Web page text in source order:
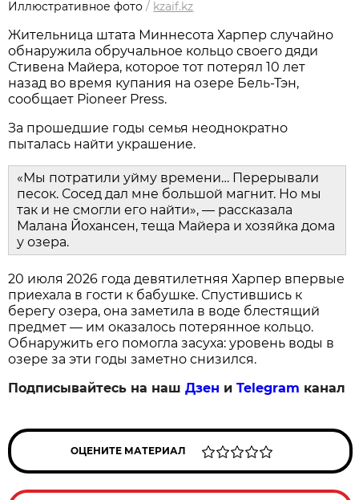
Иллюстративное фото / kzaif.kz
Жительница штата Миннесота Харпер случайно
обнаружила обручальное кольцо своего дяди
Стивена Майера, которое тот потерял 10 лет
назад во время купания на озере Бель-Тэн,
сообщает Pioneer Press.
За прошедшие годы семья неоднократно
пыталась найти украшение.
«Мы потратили уйму времени… Перерывали
песок. Сосед дал мне большой магнит. Но мы
так и не смогли его найти», — рассказала
Малана Йохансен, теща Майера и хозяйка дома
у озера.
20 июля 2026 года девятилетняя Харпер впервые
приехала в гости к бабушке. Спустившись к
берегу озера, она заметила в воде блестящий
предмет — им оказалось потерянное кольцо.
Обнаружить его помогла засуха: уровень воды в
озере за эти годы заметно снизился.
Подписывайтесь на нашДзен иTelegram канал
ОЦЕНИТЕ МАТЕРИАЛ